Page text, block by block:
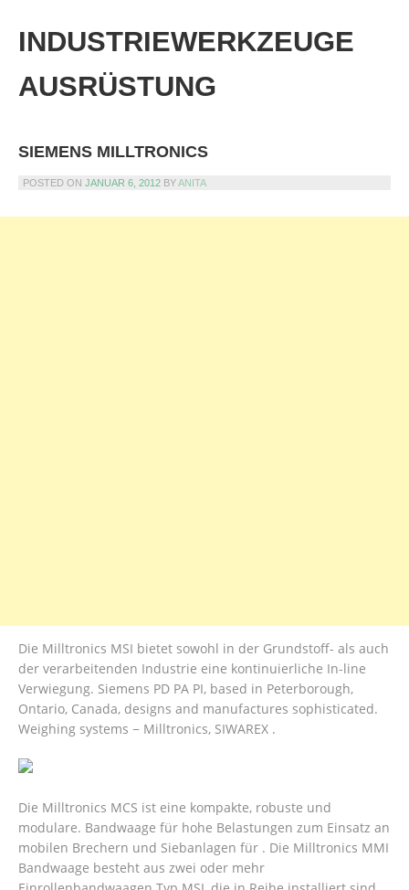
content
INDUSTRIEWERKZEUGE
AUSRÜSTUNG
SIEMENS MILLTRONICS
POSTED ON JANUAR 6, 2012 BYANITA
Die Milltronics MSI bietet sowohl in der Grundstoff- als auch
der verarbeitenden Industrie eine kontinuierliche In-line
Verwiegung. Siemens PD PA PI, based in Peterborough,
Ontario, Canada, designs and manufactures sophisticated.
Weighing systems − Milltronics, SIWAREX .
Die Milltronics MCS ist eine kompakte, robuste und
modulare. Bandwaage für hohe Belastungen zum Einsatz an
mobilen Brechern und Siebanlagen für . Die Milltronics MMI
Bandwaage besteht aus zwei oder mehr